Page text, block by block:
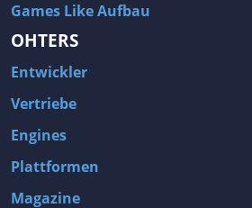
Games Like Aufbau
OHTERS
Entwickler
Vertriebe
Engines
Plattformen
Magazine